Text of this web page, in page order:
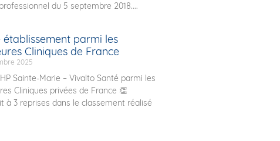
du 5 septembre 2018....
établissement parmi les
Cliniques de France
2025
Sainte-Marie – Vivalto Santé parmi les
Cliniques privées de France 👏
à 3 reprises dans le classement réalisé